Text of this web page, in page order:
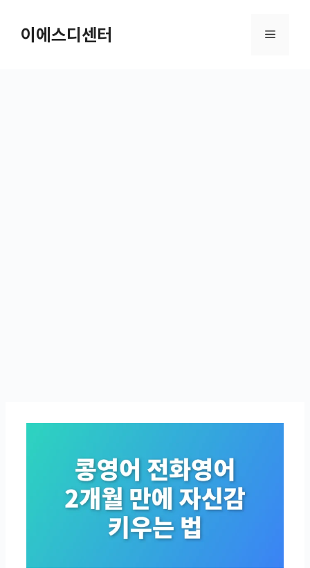
건너뛰기이에스디센터 메뉴